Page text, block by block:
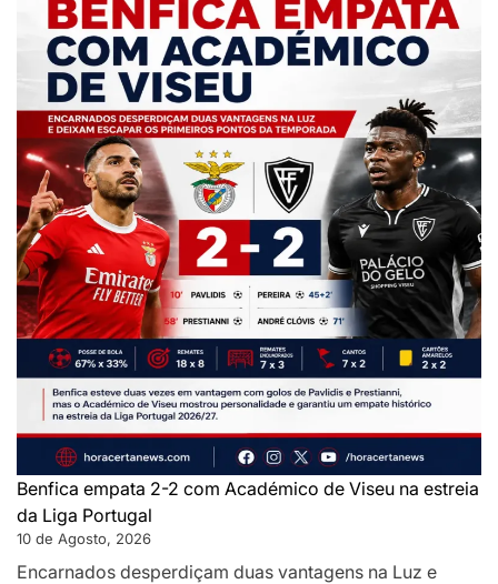
Benfica empata 2-2 com Académico de Viseu na estreia
da Liga Portugal
10 de Agosto, 2026
Encarnados desperdiçam duas vantagens na Luz e